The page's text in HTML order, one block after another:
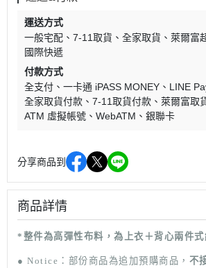
運送方式
一般宅配
7-11取貨 全家取貨
萊爾富
國際快遞
付款方式
全支付
一卡通 iPASS MONEY
LINE
全家取貨付款
7-11取貨付款 萊爾富取
ATM 虛擬帳號
WebATM 銀聯卡
分享商品到
商品詳情
*整件為高彈性布料，為上衣＋背心兩件
● Notice ：部份商品為追加預購商品， 不